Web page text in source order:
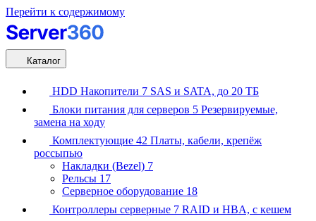
Перейти к содержимому
Каталог
HDD Накопители 7 SAS и SATA, до 20 ТБ
Блоки питания для серверов 5 Резервируемые,
замена на ходу
Комплектующие 42 Платы, кабели, крепёж
россыпью
Накладки (Bezel) 7
Рельсы 17
Серверное оборудование 18
Контроллеры серверные 7 RAID и HBA, с кешем